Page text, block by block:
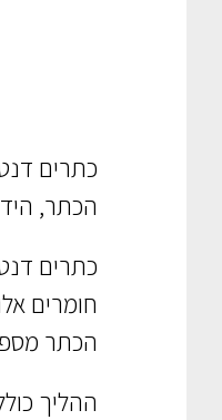
כתרים
הכתר,
כתרים
חומרים
הכתר
ההליך